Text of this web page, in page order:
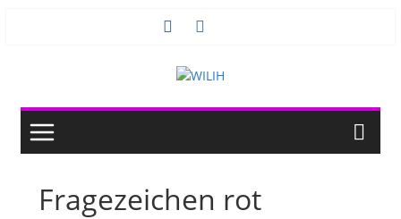
Fragezeichen rot